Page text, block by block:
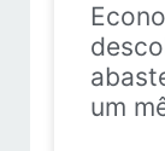
um